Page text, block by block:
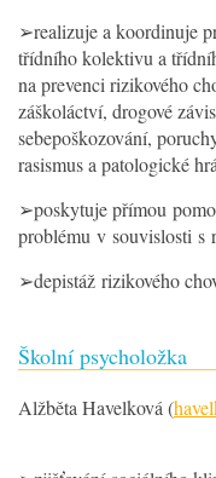
Fotogalerie
Kontakt
➢realizuje a koordinuje
třídního kolektivu a
na prevenci rizikového
záškoláctví, drogové
sebepoškozování,
rasismus a patologické
➢poskytuje přímou
problému v souvislosti s
➢depistáž rizikového
Školní psycholožka
Alžběta Havelková (